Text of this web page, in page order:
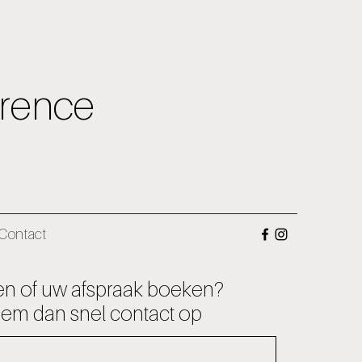
of uw afspraak boeken?
dan snel contact op